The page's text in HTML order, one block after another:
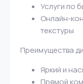
Услуги по
Онлайн-
текстуры
Преимущества
Яркий и
Прямой